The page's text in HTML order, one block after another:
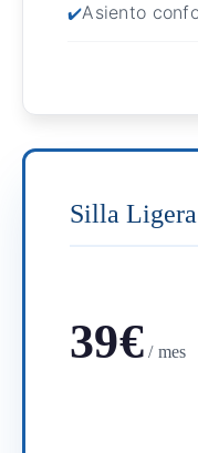
Asiento
Silla
39€/ mes